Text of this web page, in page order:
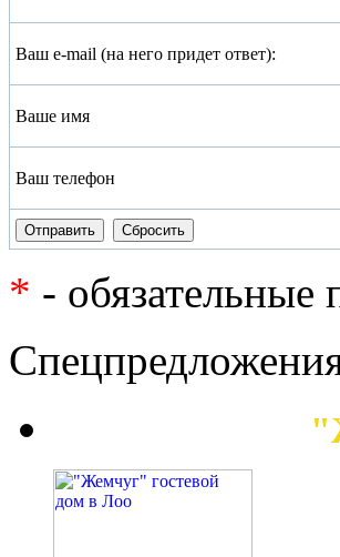
Ваш e-mail (на него придет ответ):
Ваше имя
Ваш телефон
* - обязательные